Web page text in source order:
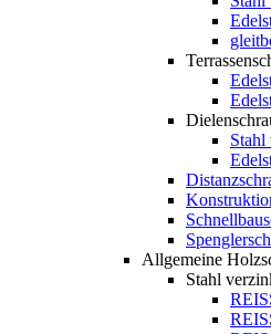
Stahl
Allgemeine
Stahl